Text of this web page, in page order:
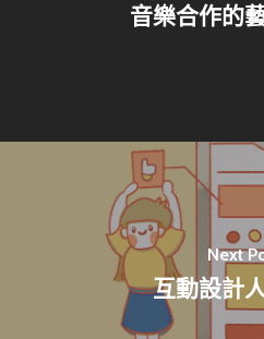
音樂合作的
Next
互動設計